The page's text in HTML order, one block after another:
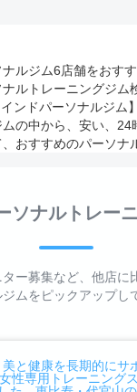
ルジム6店舗をおす
ルトレーニングジム
ンドパーソナルジム
の中から、安い、24
おすすめのパーソナ
ソナルトレー
ー募集など、他店に
ムをピックアップし